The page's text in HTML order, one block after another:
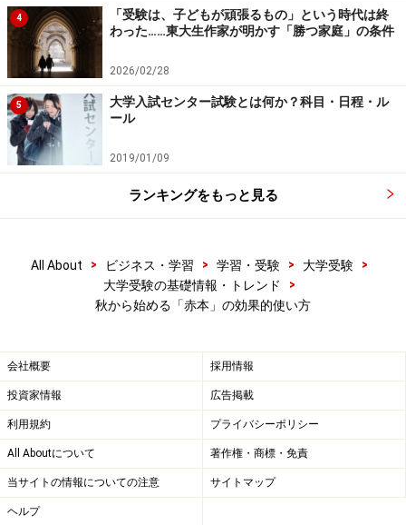
4
「受験は、子どもが頑張るもの」という時代は終
わった……東大生作家が明かす「勝つ家庭」の条件
2026/02/28
5
大学入試センター試験とは何か？科目・日程・ル
ール
2019/01/09
ランキングをもっと見る
All About > ビジネス・学習 > 学習・受験 > 大学受験
>
大学受験の基礎情報・トレンド
>
秋から始める「赤本」の効果的使い方
会社概要 採用情報
投資家情報 広告掲載
利用規約 プライバシーポリシー
All Aboutについて 著作権・商標・免責
当サイトの情報についての注意 サイトマップ
ヘルプ